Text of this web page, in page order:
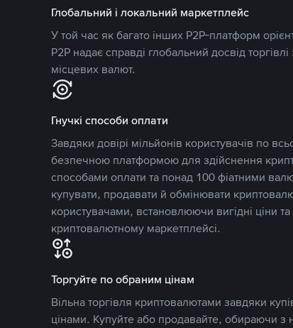
Глобальний і локальний маркетплейс
У той час як багато інших P2P-платформ
P2P надає справді глобальний досвід
місцевих валют.
Гнучкі способи оплати
Завдяки довірі мільйонів користувачів по
безпечною платформою для здійснення
способами оплати та понад 100 фіатними
купувати, продавати й обмінювати
користувачами, встановлюючи вигідні ціни
криптовалютному маркетплейсі.
Торгуйте по обраним цінам
Вільна торгівля криптовалютами завдяки
цінами. Купуйте або продавайте, обираючи з